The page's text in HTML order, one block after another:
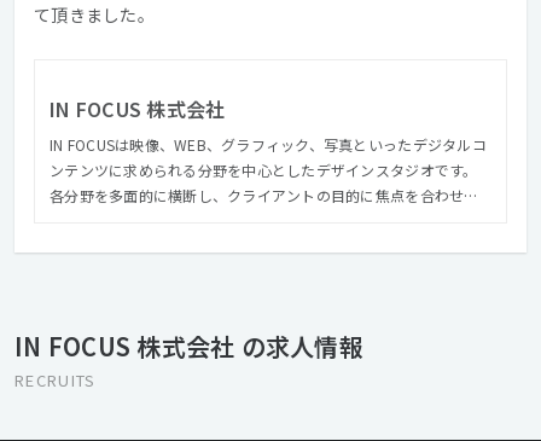
て頂きました。
IN FOCUS 株式会社
IN FOCUSは映像、WEB、グラフィック、写真といったデジタルコ
ンテンツに求められる分野を中心としたデザインスタジオです。
各分野を多面的に横断し、クライアントの目的に焦点を合わせた
れぞれの部署ごとの制作だけでなく、ブランディングやプランニ
ングなど全体を見据えた総合的なクリエイティブを実施し、クオ
IN FOCUS 株式会社 の求人情報
RECRUITS